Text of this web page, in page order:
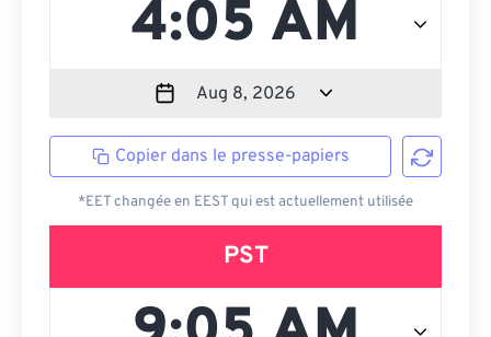
Copier dans le presse-papiers
*EET changée en EEST qui est actuellement utilisée
PST